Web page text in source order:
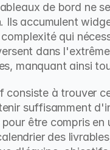
de bord ne
Ils accumulent
qui
dans
manquant ainsi
à trouver
suffisamment
être compris
des